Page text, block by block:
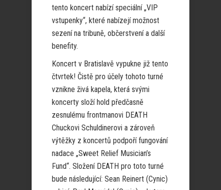
tento koncert nabízí speciální „VIP
vstupenky“, které nabízejí možnost
sezení na tribuně, občerstvení a další
benefity.
Koncert v Bratislavě vypukne již tento
čtvrtek! Čistě pro účely tohoto turné
vznikne živá kapela, která svými
koncerty složí hold předčasně
zesnulému frontmanovi DEATH
Chuckovi Schuldinerovi a zároveň
výtěžky z koncertů podpoří fungování
nadace „Sweet Relief Musician’s
Fund“. Složení DEATH pro toto turné
bude následující: Sean Reinert (Cynic)